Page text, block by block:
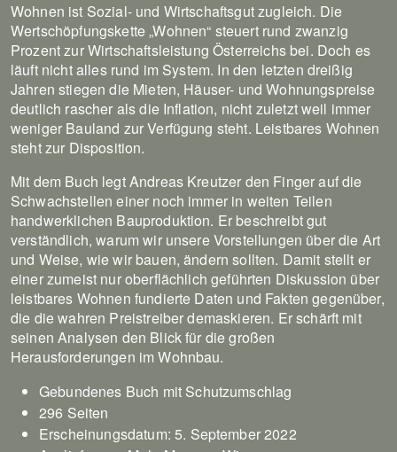
Wohnen ist Sozial- und Wirtschaftsgut zugleich. Die
Wertschöpfungskette „Wohnen“ steuert rund zwanzig
Prozent zur Wirtschaftsleistung Österreichs bei. Doch es
läuft nicht alles rund im System. In den letzten dreißig
Jahren stiegen die Mieten, Häuser- und Wohnungspreise
deutlich rascher als die Inflation, nicht zuletzt weil immer
weniger Bauland zur Verfügung steht. Leistbares Wohnen
steht zur Disposition.
Mit dem Buch legt Andreas Kreutzer den Finger auf die
Schwachstellen einer noch immer in weiten Teilen
handwerklichen Bauproduktion. Er beschreibt gut
verständlich, warum wir unsere Vorstellungen über die Art
und Weise, wie wir bauen, ändern sollten. Damit stellt er
einer zumeist nur oberflächlich geführten Diskussion über
leistbares Wohnen fundierte Daten und Fakten gegenüber,
die die wahren Preistreiber demaskieren. Er schärft mit
seinen Analysen den Blick für die großen
Herausforderungen im Wohnbau.
Gebundenes Buch mit Schutzumschlag
296 Seiten
Erscheinungsdatum: 5. September 2022